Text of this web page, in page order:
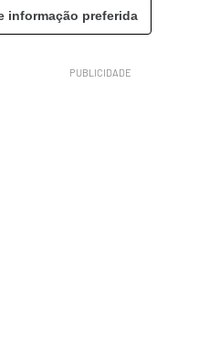
informação preferida